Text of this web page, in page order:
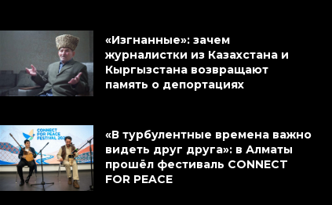
«Изгнанные»: зачем
журналистки из Казахстана и
Кыргызстана возвращают
память о депортациях
«В турбулентные времена важно
видеть друг друга»: в Алматы
прошёл фестиваль CONNECT
FOR PEACE